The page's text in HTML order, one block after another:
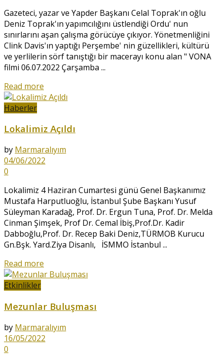
Gazeteci, yazar ve Yapder Başkanı Celal Toprak'ın oğlu
Deniz Toprak'ın yapımcılığını üstlendiği Ordu' nun
sınırlarını aşan çalışma görücüye çıkıyor. Yönetmenliğini
Clink Davis'ın yaptığı Perşembe' nin güzellikleri, kültürü
ve yerlilerin sörf tanıştığı bir macerayı konu alan " VONA
filmi 06.07.2022 Çarşamba ...
Read more
Haberler
Lokalimiz Açıldı
by Marmaralıyım
04/06/2022
0
Lokalimiz 4 Haziran Cumartesi günü Genel Başkanımız
Mustafa Harputluoğlu, İstanbul Şube Başkanı Yusuf
Süleyman Karadağ, Prof. Dr. Ergun Tuna, Prof. Dr. Melda
Cinman Şimşek, Prof Dr. Cemal İbiş,Prof.Dr. Kadir
Dabboğlu,Prof. Dr. Recep Baki Deniz,TÜRMOB Kurucu
Gn.Bşk. Yard.Ziya Disanlı, İSMMO İstanbul ...
Read more
Etkinlikler
Mezunlar Buluşması
by Marmaralıyım
16/05/2022
0